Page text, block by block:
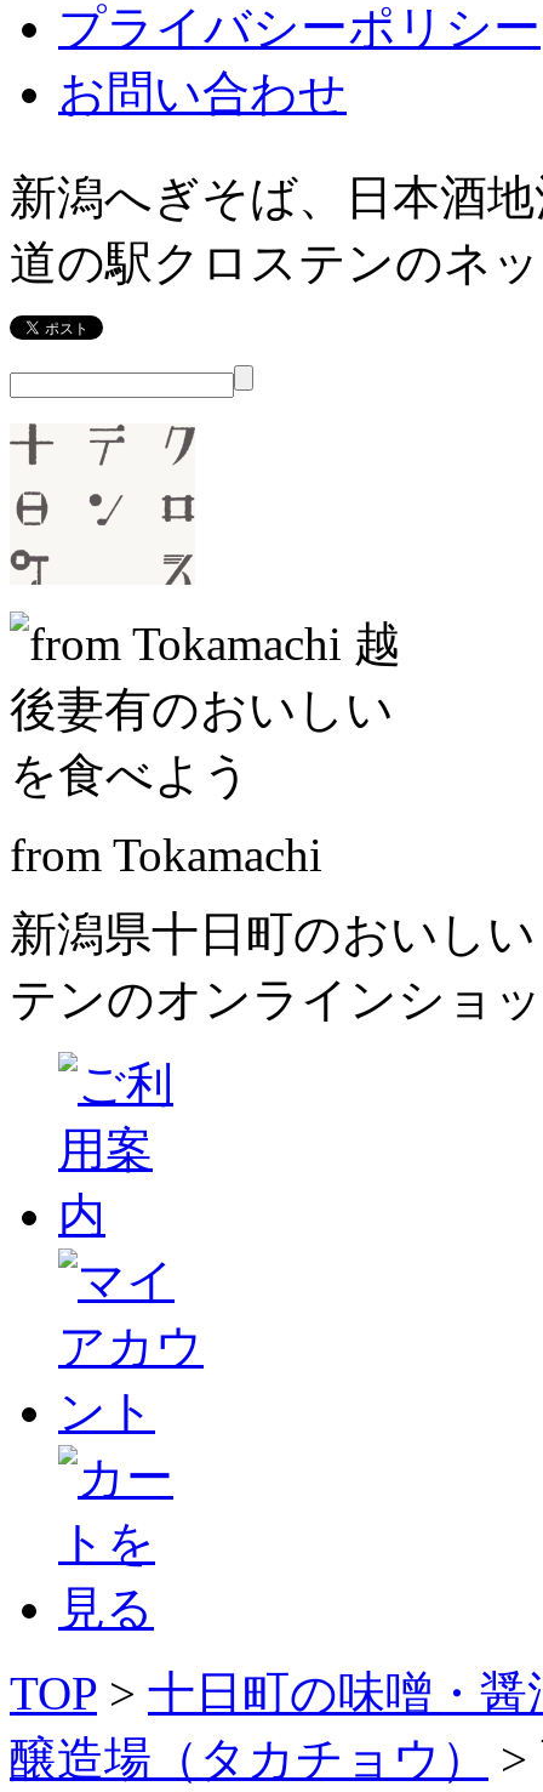
プライバシーポリシー
お問い合わせ
新潟へぎそば、日本酒
道の駅クロステンのネ
from Tokamachi
新潟県十日町のおいし
テンのオンラインショ
TOP > 十日町の味噌・
醸造場（タカチョウ）
>